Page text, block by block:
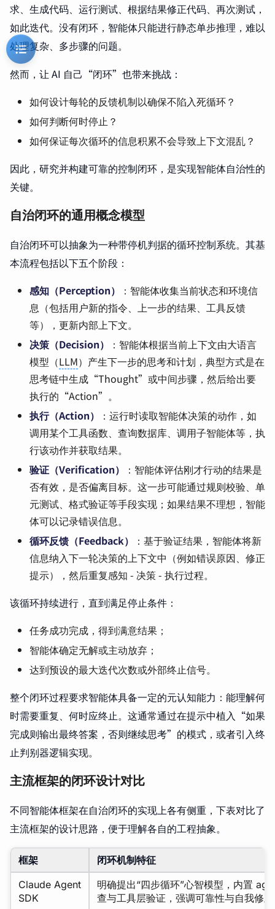
求、生成代码、运行测试、根据结果修正代码、再次测试，
如此迭代。没有闭环，智能体只能进行静态单步推理，难以
处理复杂、多步骤的问题。
然而，让 AI 自己“闭环”也带来挑战：
如何设计每轮的反馈机制以确保不陷入死循环？
如何判断何时停止？
如何保证每次循环的信息积累不会导致上下文混乱？
因此，研究并构建可靠的控制闭环，是实现智能体自治性的
关键。
自治闭环的通用概念模型
自治闭环可以抽象为一种带停机判据的循环控制系统。其基
本流程包括以下五个阶段：
感知（Perception）
：智能体收集当前状态和环境信
息（包括用户新的指令、上一步的结果、工具反馈
等），更新内部上下文。
决策（Decision）
：智能体根据当前上下文由大语言
模型（LLM）产生下一步的思考和计划，典型方式是在
思考链中生成“Thought”或中间步骤，然后给出要
执行的“Action”。
执行（Action）
：运行时读取智能体决策的动作，如
调用某个工具函数、查询数据库、调用子智能体等，执
行该动作并获取结果。
验证（Verification）
：智能体评估刚才行动的结果是
否有效，是否偏离目标。这一步可能通过规则校验、单
元测试、格式验证等手段实现；如果结果不理想，智能
体可以记录错误信息。
循环反馈（Feedback）
：基于验证结果，智能体将新
信息纳入下一轮决策的上下文中（例如错误原因、修正
提示），然后重复感知 - 决策 - 执行过程。
该循环持续进行，直到满足停止条件：
任务成功完成，得到满意结果；
智能体确定无解或主动放弃；
达到预设的最大迭代次数或外部终止信号。
整个闭环过程要求智能体具备一定的元认知能力：能理解何
时需要重复、何时应终止。这通常通过在提示中植入“如果
完成则输出最终答案，否则继续思考”的模式，或者引入终
止判别器逻辑实现。
主流框架的闭环设计对比
不同智能体框架在自治闭环的实现上各有侧重，下表对比了
主流框架的设计思路，便于理解各自的工程抽象。
框架
闭环机制特征
Claude Agent
SDK
明确提出“四步循环”心智模型，内置
查与工具层验证，强调可靠性与自我修